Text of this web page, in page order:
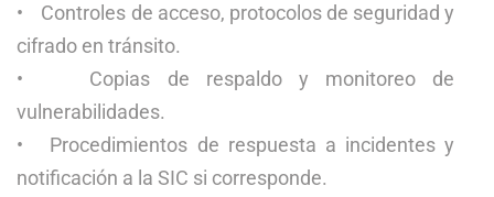
• Controles de acceso, protocolos de seguridad y
cifrado en tránsito.
• Copias de respaldo y monitoreo de
vulnerabilidades.
• Procedimientos de respuesta a incidentes y
notificación a la SIC si corresponde.